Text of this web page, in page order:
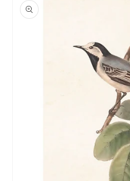
tuotetietoihin